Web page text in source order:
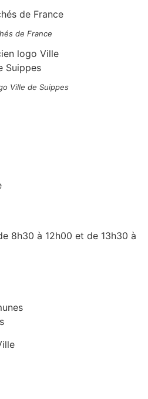
de France
Ville de Suippes
8h30 à 12h00 et de 13h30 à